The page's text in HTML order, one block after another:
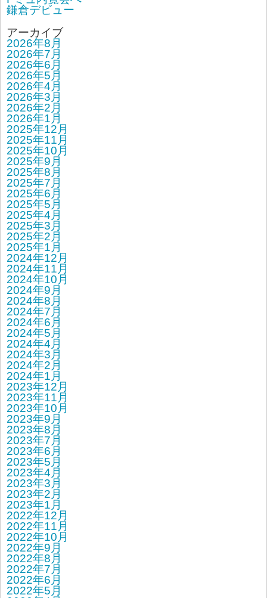
鎌倉デビュー
アーカイブ
2026年8月
2026年7月
2026年6月
2026年5月
2026年4月
2026年3月
2026年2月
2026年1月
2025年12月
2025年11月
2025年10月
2025年9月
2025年8月
2025年7月
2025年6月
2025年5月
2025年4月
2025年3月
2025年2月
2025年1月
2024年12月
2024年11月
2024年10月
2024年9月
2024年8月
2024年7月
2024年6月
2024年5月
2024年4月
2024年3月
2024年2月
2024年1月
2023年12月
2023年11月
2023年10月
2023年9月
2023年8月
2023年7月
2023年6月
2023年5月
2023年4月
2023年3月
2023年2月
2023年1月
2022年12月
2022年11月
2022年10月
2022年9月
2022年8月
2022年7月
2022年6月
2022年5月